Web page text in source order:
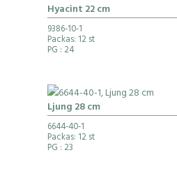
Hyacint 22 cm
9386-10-1
Packas: 12 st
PG : 24
Ljung 28 cm
6644-40-1
Packas: 12 st
PG : 23